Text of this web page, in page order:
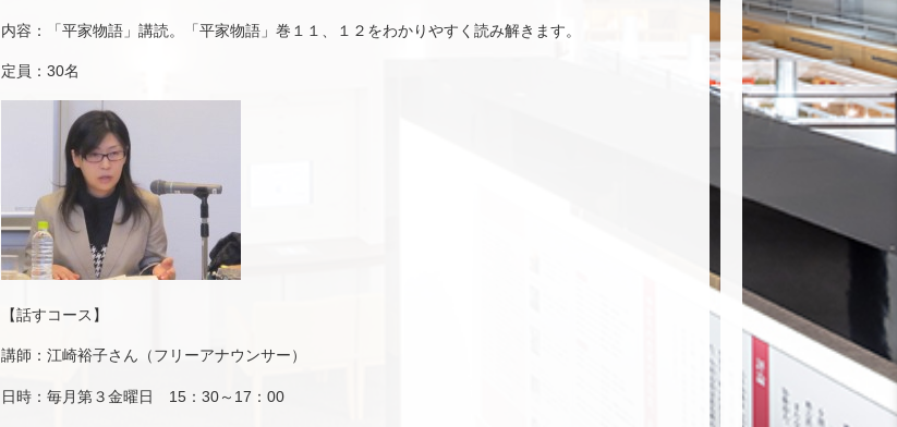
内容：「平家物語」講読。「平家物語」巻１１、１２をわかりやすく読み解きます。
定員：30名
【話すコース】
講師：江崎裕子さん（フリーアナウンサー）
日時：毎月第３金曜日 15：30～17：00